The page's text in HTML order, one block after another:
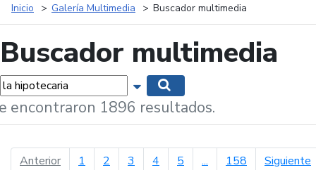
Inicio Galería Multimedia Buscador multimedia
Buscador multimedia
Mostrar opciones de búsqueda
encontraron 1896 resultados.
Anteriorpágina anterior
1 2 3 4 5 ... 158 Siguiente